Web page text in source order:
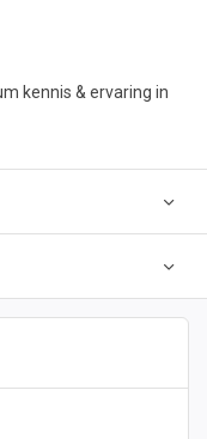
kennis & ervaring in